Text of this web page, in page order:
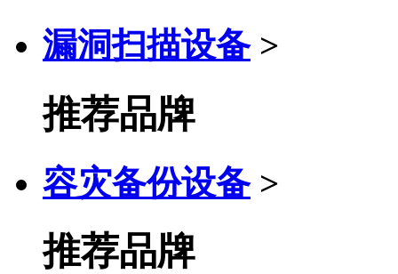
漏洞扫描设备 >
推荐品牌
容灾备份设备 >
推荐品牌